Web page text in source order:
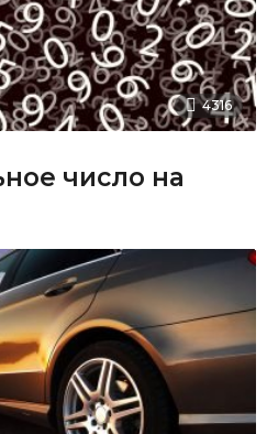
4316
число на